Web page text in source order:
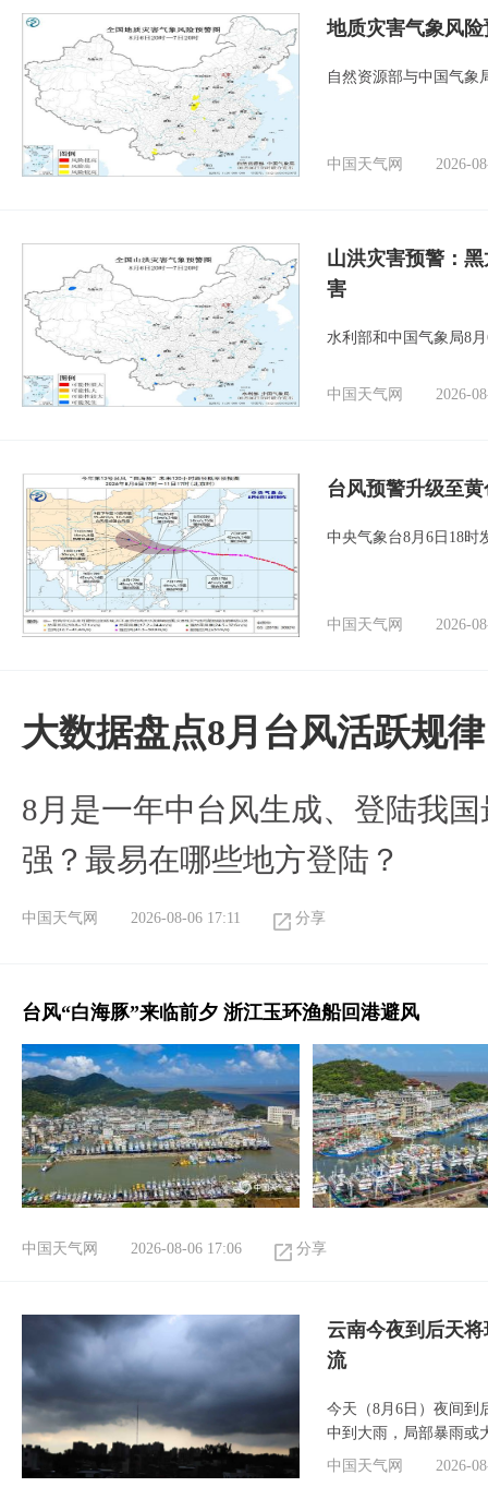
地质灾害气象风
自然资源部与中国气象
中国天气网 2026-
山洪灾害预警：
害
水利部和中国气象局8
中国天气网 2026-
台风预警升级至
中央气象台8月6日18时
中国天气网 2026-
大数据盘点8月台风活跃规律
8月是一年中台风生成、登陆我
强？最易在哪些地方登陆？
中国天气网 2026-08-06 17:11 分享
台风“白海豚”来临前夕 浙江玉环渔船回港避风
中国天气网 2026-08-06 17:06 分享
云南今夜到后天
流
今天（8月6日）夜间到
中到大雨，局部暴雨或
中国天气网
2026-